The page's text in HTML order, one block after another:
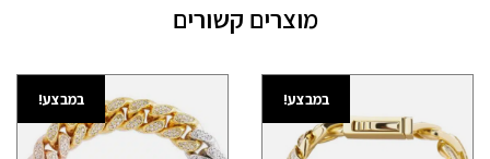
מוצרים קשורים
במבצע! במבצע!